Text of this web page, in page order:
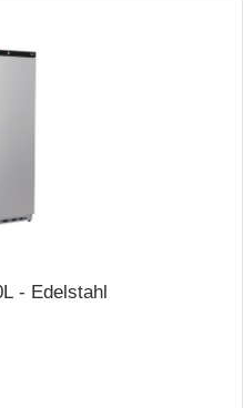
- Edelstahl